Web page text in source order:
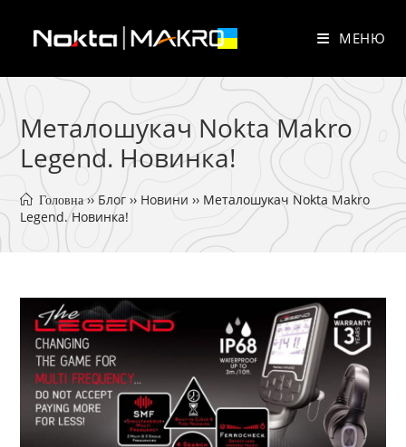
вмісту
МЕНЮ
Металошукач Nokta Makro
Legend. Новинка!
Головна ›› Блог ›› Новини ›› Металошукач Nokta Makro
Legend. Новинка!